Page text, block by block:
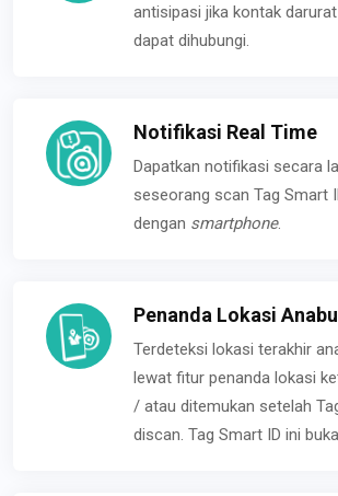
antisipasi jika kontak
dapat dihubungi.
Notifikasi Real Time
Dapatkan notifikasi secara
seseorang scan Tag Smart
dengan smartphone.
Penanda Lokasi
Terdeteksi lokasi terakhir
lewat fitur penanda lokasi
/ atau ditemukan setelah
discan. Tag Smart ID ini